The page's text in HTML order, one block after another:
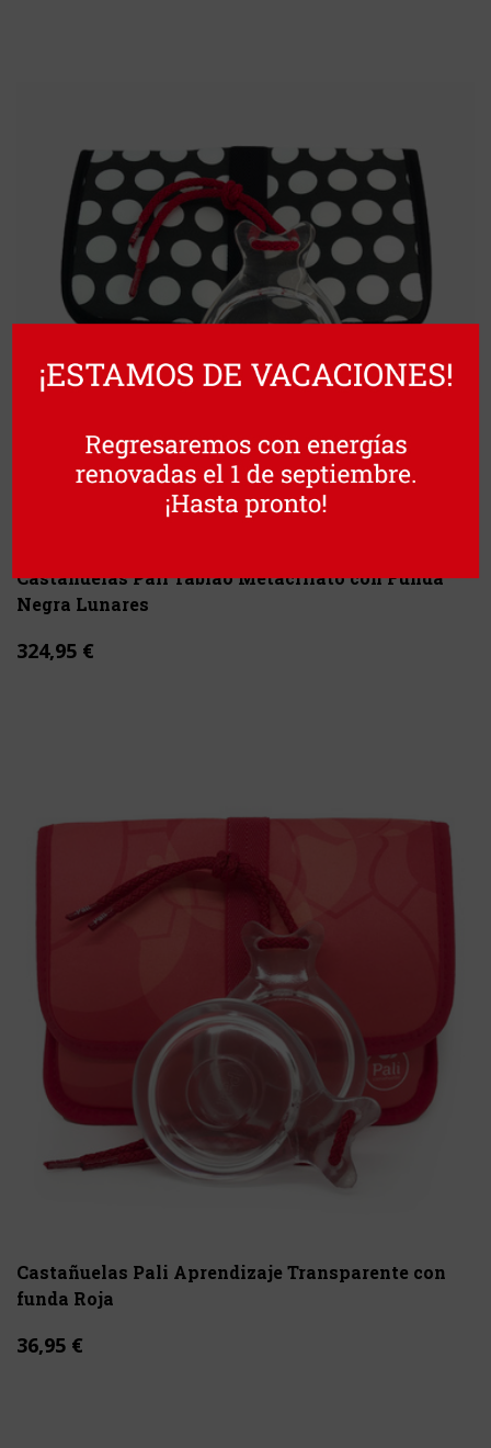
Castañuelas Pali Tablao Metacrilato con Funda
Negra Lunares
324,95 €
Castañuelas Pali Aprendizaje Transparente con
funda Roja
36,95 €